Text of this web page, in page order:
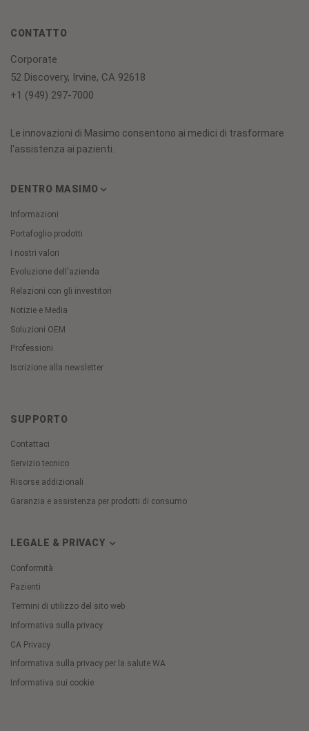
CONTATTO
Corporate
52 Discovery, Irvine, CA 92618
+1 (949) 297-7000
Le innovazioni di Masimo consentono ai medici di trasformare
l'assistenza ai pazienti.
DENTRO MASIMO
Informazioni
Portafoglio prodotti
I nostri valori
Evoluzione dell'azienda
Relazioni con gli investitori
Notizie e Media
Soluzioni OEM
Professioni
Iscrizione alla newsletter
SUPPORTO
Contattaci
Servizio tecnico
Risorse addizionali
Garanzia e assistenza per prodotti di consumo
LEGALE & PRIVACY
Conformità
Pazienti
Termini di utilizzo del sito web
Informativa sulla privacy
CA Privacy
Informativa sulla privacy per la salute WA
Informativa sui cookie